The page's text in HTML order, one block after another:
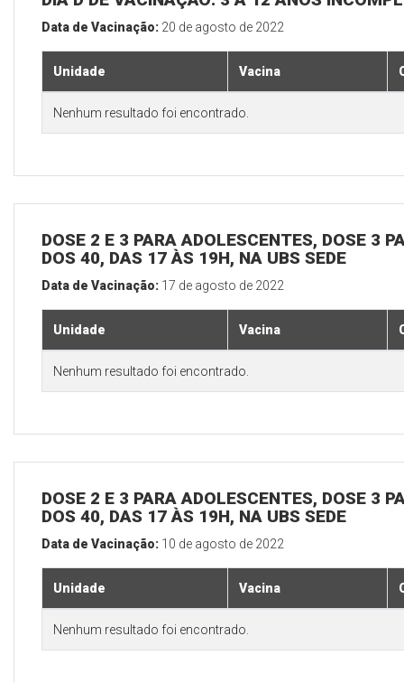
Data de Vacinação: 20 de agosto de 2022
Unidade Vacina
Nenhum resultado foi encontrado.
DOSE 2 E 3 PARA ADOLESCENTES, DOSE 3
DOS 40, DAS 17 ÀS 19H, NA UBS SEDE
Data de Vacinação: 17 de agosto de 2022
Unidade Vacina
Nenhum resultado foi encontrado.
DOSE 2 E 3 PARA ADOLESCENTES, DOSE 3
DOS 40, DAS 17 ÀS 19H, NA UBS SEDE
Data de Vacinação: 10 de agosto de 2022
Unidade Vacina
Nenhum resultado foi encontrado.